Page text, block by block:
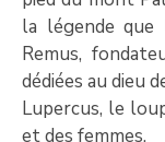
la légende
Remus,
dédiées au dieu
Lupercus, le
et des femmes.